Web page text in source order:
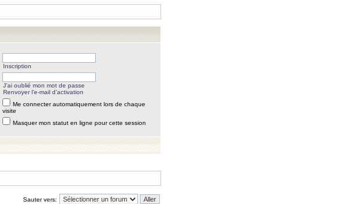
Inscription
J’ai oublié mon mot de passe
Renvoyer l’e-mail d’activation
Me connecter automatiquement lors de chaque
visite
Masquer mon statut en ligne pour cette session
Sauter vers: